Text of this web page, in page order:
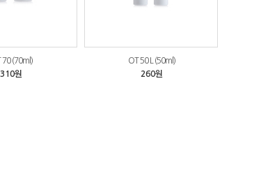
70 (70ml)
310원
OT 50 L (50ml)
260원